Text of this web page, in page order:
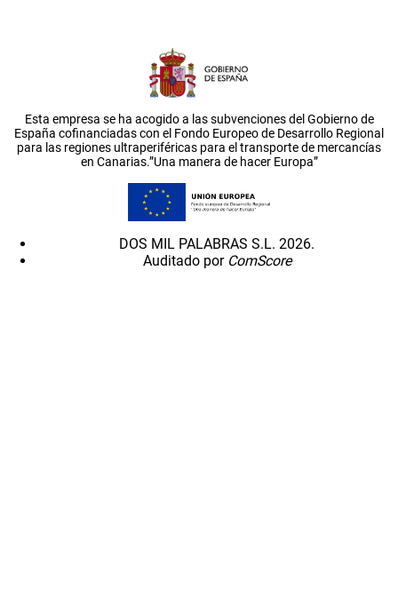
Esta empresa se ha acogido a las subvenciones del Gobierno de
España cofinanciadas con el Fondo Europeo de Desarrollo Regional
para las regiones ultraperiféricas para el transporte de mercancías
en Canarias.”Una manera de hacer Europa”
DOS MIL PALABRAS S.L. 2026.
Auditado por ComScore